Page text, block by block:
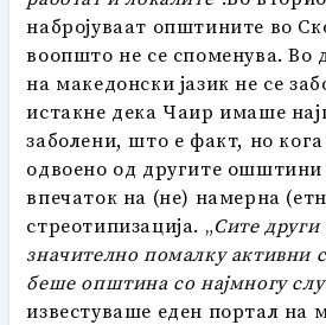
набројуваат општините во
воопшто не се споменува. Во
на македонски јазик не се
истакне дека Чаир имаше
заболени, што е факт, но
одвоено од другите ошштини
впечаток на (не) намерна
стреотипизација. „Сите
значително помалку активни
беше општина со најмногу
известуваше еден портал на